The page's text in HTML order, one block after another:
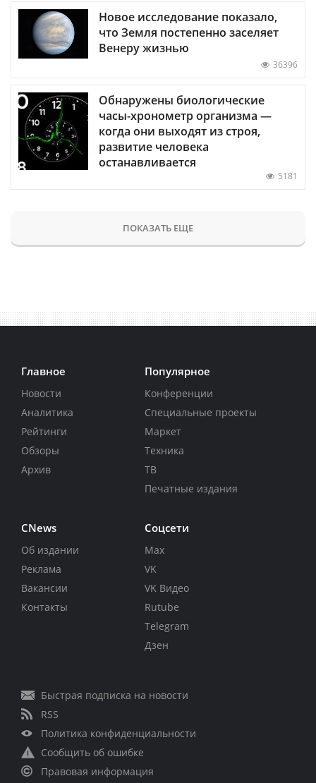
Новое исследование показало,
что Земля постепенно заселяет
Венеру жизнью
36396
Обнаружены биологические
часы-хронометр организма —
когда они выходят из строя,
развитие человека
останавливается
5181
ПОКАЗАТЬ ЕЩЕ
Главное
Новости
Аналитика
Рейтинги
Обзоры
Архив
Популярное
Конференции
Специальные проекты
Маркет
Техника
ТВ
Печатные издания
CNews
Об издании
Реклама
Вакансии
Контакты
Соцсети
Max
VK
VK Видео
Rutube
Telegram
Дзен
Быстрая подписка на новости
RSS
Политика конфиденциальности
Сообщить об ошибке
Правовая информация